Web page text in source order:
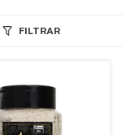
FILTRAR